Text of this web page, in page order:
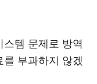
템 문제로 방역
부과하지 않겠